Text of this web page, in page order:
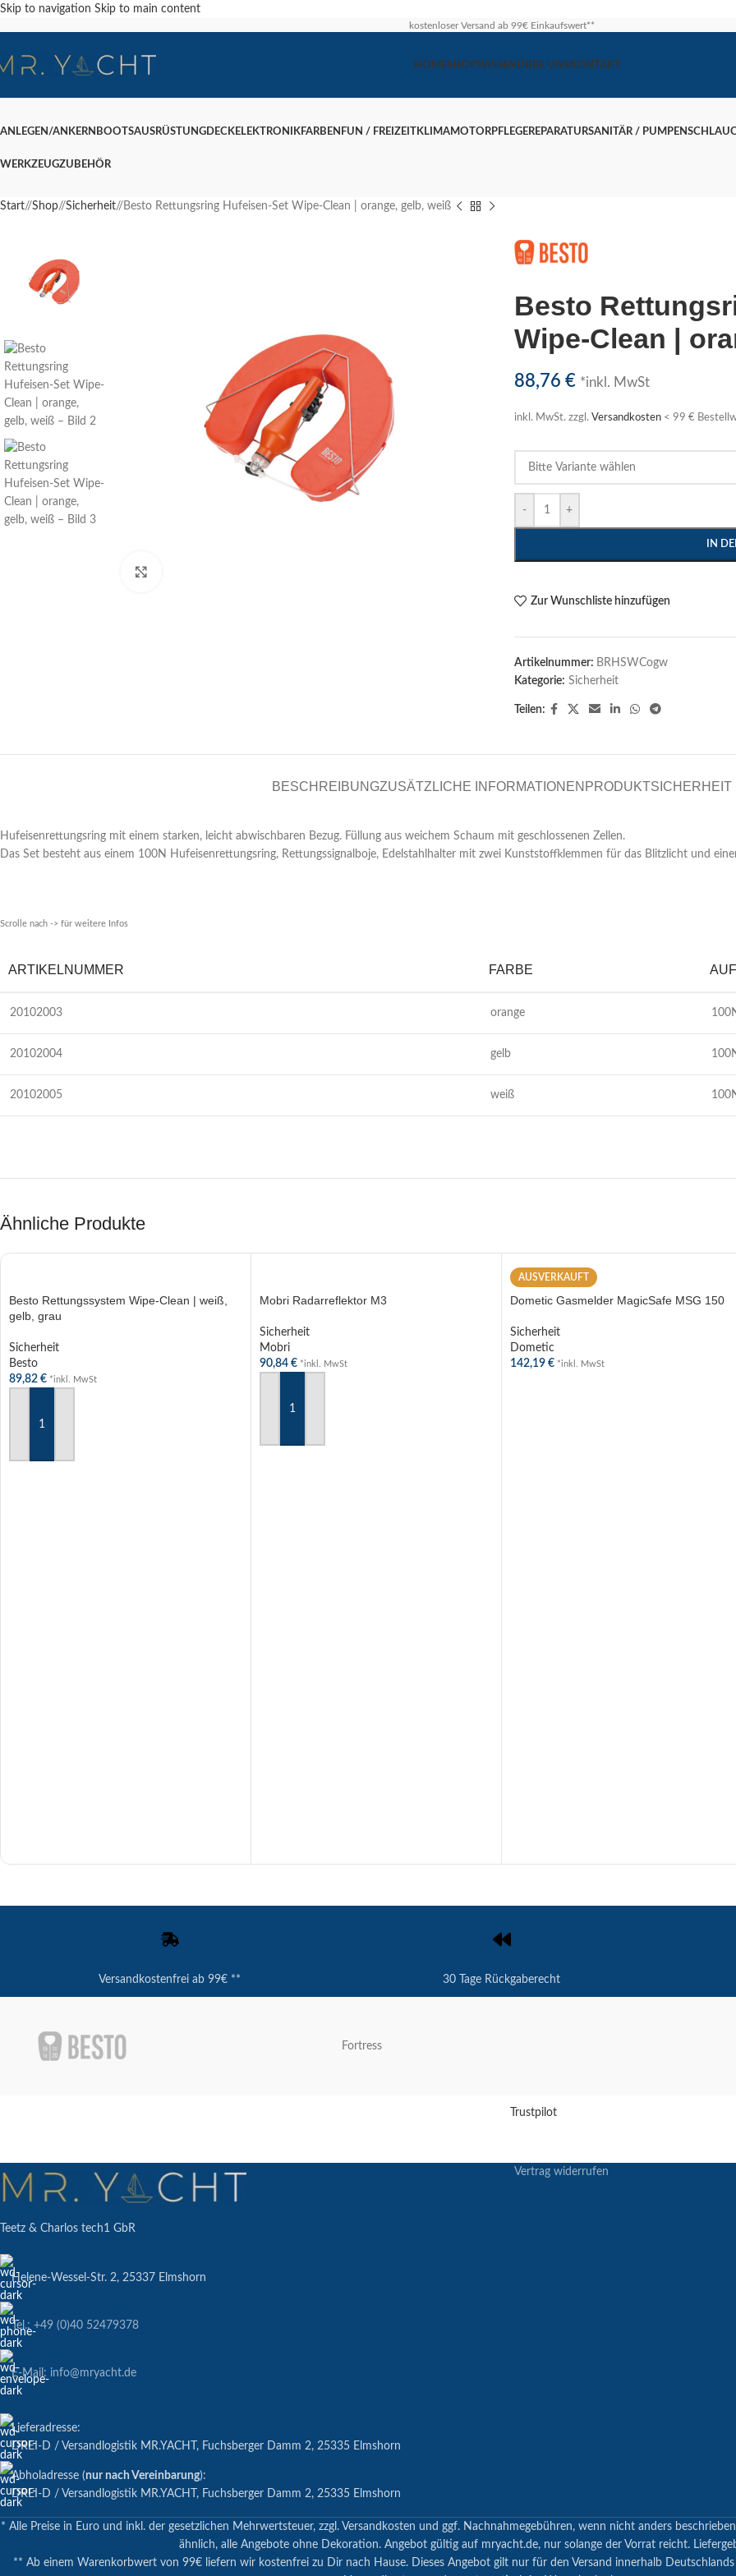
Skip to navigation Skip to main content
kostenloser Versand ab 99€ Einkaufswert**
HOMESHOPWISSEN ÜBER UNSKONTAKT
ANLEGEN/ANKERN BOOTSAUSRÜSTUNG DECK ELEKTRONIK FARBEN FUN / FREIZEITKLIMAMOTORPFLEGEREPARATURSANITÄR / PUMPEN
WERKZEUGZUBEHÖR
Start/ Shop/ Sicherheit/ Besto Rettungsring Hufeisen-Set Wipe-Clean | orange, gelb, weiß
Besto
Wipe-Clean |
88,76 € *inkl. MwSt
inkl. MwSt. zzgl. Versandkosten< 99 €
- +
IN
Zur Wunschliste hinzufügen
Artikelnummer: BRHSWCogw
Kategorie: Sicherheit
Teilen:
BESCHREIBUNGZUSÄTZLICHE INFORMATIONEN PRODUKTSICHERHEIT
Hufeisenrettungsring mit einem starken, leicht abwischbaren Bezug. Füllung aus weichem Schaum mit geschlossenen Zellen.
Das Set besteht aus einem 100N Hufeisenrettungsring, Rettungssignalboje, Edelstahlhalter mit zwei Kunststoffklemmen für das Blitzlicht und
Scrolle nach -> für weitere Infos
ARTIKELNUMMER FARBE
20102003 orange
20102004 gelb
20102005 weiß
Ähnliche Produkte
Besto Rettungssystem Wipe-Clean | weiß,
gelb, grau
Sicherheit
Besto
89,82 € *inkl. MwSt
Mobri Radarreflektor M3
Sicherheit
Mobri
90,84 € *inkl. MwSt
AUSVERKAUFT
Dometic Gasmelder MagicSafe MSG 150
Sicherheit
Dometic
142,19 € *inkl. MwSt
Versandkostenfrei ab 99€ ** 30 Tage Rückgaberecht
Fortress
Trustpilot
Teetz & Charlos tech1 GbR
Helene-Wessel-Str. 2, 25337 Elmshorn
Tel.: +49 (0)40 52479378
E-Mail: info@mryacht.de
Lieferadresse:
DREI-D / Versandlogistik MR.YACHT, Fuchsberger Damm 2, 25335 Elmshorn
Abholadresse (nur nach Vereinbarung):
DREI-D / Versandlogistik MR.YACHT, Fuchsberger Damm 2, 25335 Elmshorn
Vertrag widerrufen
* Alle Preise in Euro und inkl. der gesetzlichen Mehrwertsteuer, zzgl. Versandkosten und ggf. Nachnahmegebühren, wenn nicht anders
ähnlich, alle Angebote ohne Dekoration. Angebot gültig auf mryacht.de, nur solange der Vorrat reicht.
** Ab einem Warenkorbwert von 99€ liefern wir kostenfrei zu Dir nach Hause. Dieses Angebot gilt nur für den Versand innerhalb